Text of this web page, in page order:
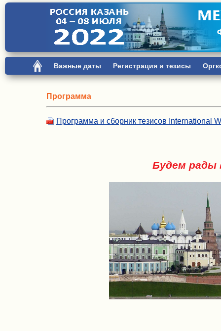
Важные даты Регистрация и тезисы
Программа
Программа и сборник тезисов International
Будем рады